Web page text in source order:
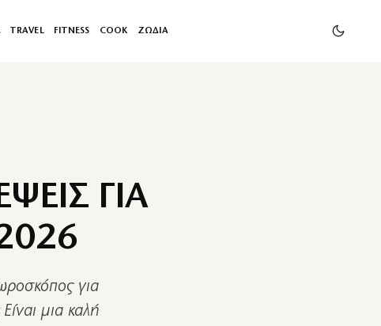
TRAVEL FITNESS COOK ΖΩΔΙΑ
ΓΙΑ
για
μια καλή